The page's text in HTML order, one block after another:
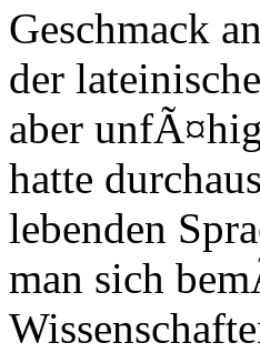
Geschmack
der
aber
hatte
lebenden
man sich